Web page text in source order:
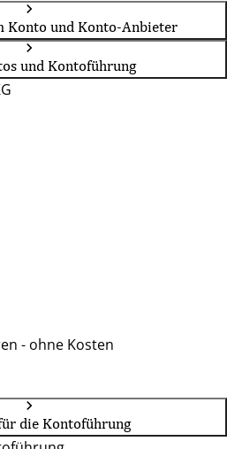
Konto und Konto-Anbieter
und Kontoführung
- ohne Kosten
die Kontoführung